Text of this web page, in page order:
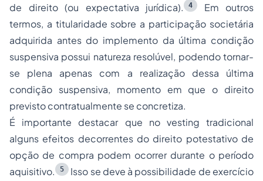
de direito (ou expectativa jurídica).
4
Em outros
termos, a titularidade sobre a participação societária
adquirida antes do implemento da última condição
suspensiva possui natureza resolúvel, podendo tornar-
se plena apenas com a realização dessa última
condição suspensiva, momento em que o direito
previsto contratualmente se concretiza.
É importante destacar que no vesting tradicional
alguns efeitos decorrentes do direito potestativo de
opção de compra podem ocorrer durante o período
aquisitivo.
5
Isso se deve à possibilidade de exercício